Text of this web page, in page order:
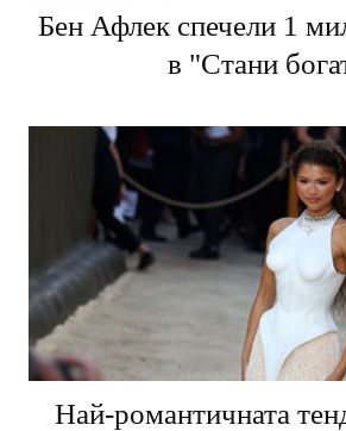
Бен Афлек спечели 1
в "Стани
Най-романтичната